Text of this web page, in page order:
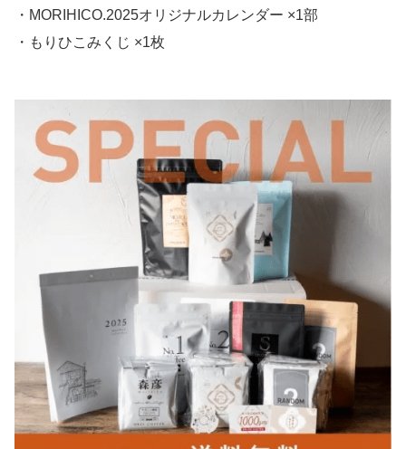
・MORIHICO.2025オリジナルカレンダー ×1部
・もりひこみくじ ×1枚